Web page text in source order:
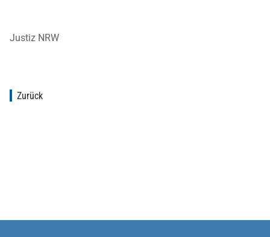
Justiz NRW
Zurück